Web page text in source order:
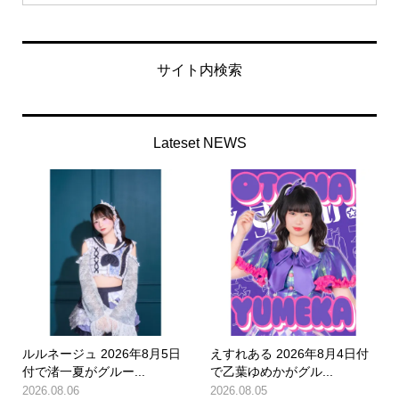
サイト内検索
Lateset NEWS
ルルネージュ 2026年8月5日
付で渚一夏がグルー...
2026.08.06
えすれある 2026年8月4日付
で乙葉ゆめかがグル...
2026.08.05